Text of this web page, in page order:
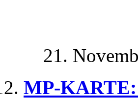
21.
MP-KARTE: